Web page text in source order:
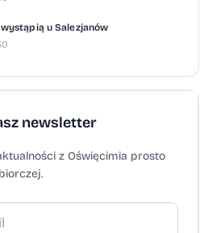
u Salezjanów
newsletter
z Oświęcimia prosto